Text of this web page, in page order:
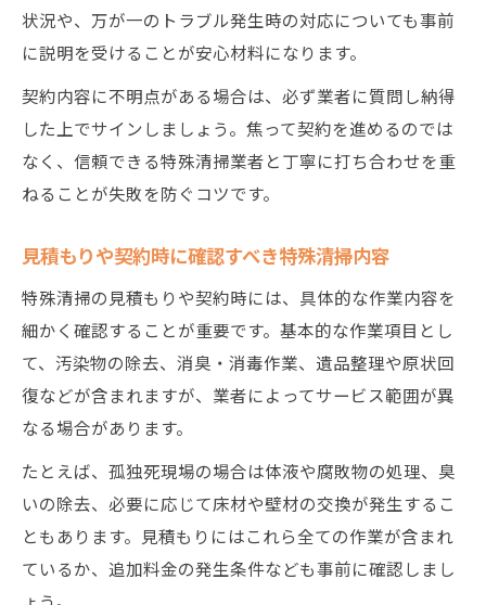
状況や、万が一のトラブル発生時の対応についても事前
に説明を受けることが安心材料になります。
契約内容に不明点がある場合は、必ず業者に質問し納得
した上でサインしましょう。焦って契約を進めるのでは
なく、信頼できる特殊清掃業者と丁寧に打ち合わせを重
ねることが失敗を防ぐコツです。
見積もりや契約時に確認すべき特殊清掃内容
特殊清掃の見積もりや契約時には、具体的な作業内容を
細かく確認することが重要です。基本的な作業項目とし
て、汚染物の除去、消臭・消毒作業、遺品整理や原状回
復などが含まれますが、業者によってサービス範囲が異
なる場合があります。
たとえば、孤独死現場の場合は体液や腐敗物の処理、臭
いの除去、必要に応じて床材や壁材の交換が発生するこ
ともあります。見積もりにはこれら全ての作業が含まれ
ているか、追加料金の発生条件なども事前に確認しまし